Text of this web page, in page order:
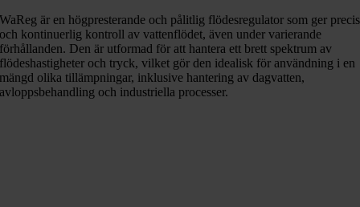
WaReg är en högpresterande och pålitlig flödesregulator som ger precis
och kontinuerlig kontroll av vattenflödet, även under varierande
förhållanden. Den är utformad för att hantera ett brett spektrum av
flödeshastigheter och tryck, vilket gör den idealisk för användning i en
mängd olika tillämpningar, inklusive hantering av dagvatten,
avloppsbehandling och industriella processer.